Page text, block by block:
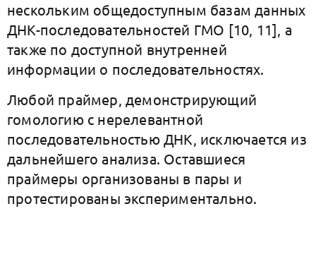
нескольким общедоступным базам данных
ДНК-последовательностей ГМО [10, 11], а
также по доступной внутренней
информации о последовательностях.
Любой праймер, демонстрирующий
гомологию с нерелевантной
последовательностью ДНК, исключается из
дальнейшего анализа. Оставшиеся
праймеры организованы в пары и
протестированы экспериментально.